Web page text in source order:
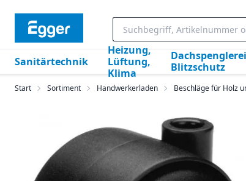
Sanitärtechnik
Heizung,
Lüftung,
Klima
Blitzschutz
Start Sortiment Handwerkerladen Beschläge für Holz